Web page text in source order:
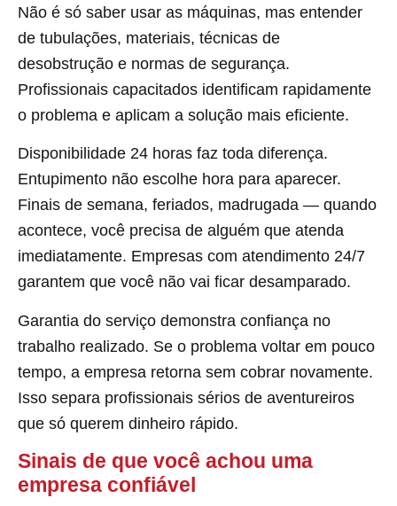
Não é só saber usar as máquinas, mas entender
de tubulações, materiais, técnicas de
desobstrução e normas de segurança.
Profissionais capacitados identificam rapidamente
o problema e aplicam a solução mais eficiente.
Disponibilidade 24 horas faz toda diferença.
Entupimento não escolhe hora para aparecer.
Finais de semana, feriados, madrugada — quando
acontece, você precisa de alguém que atenda
imediatamente. Empresas com atendimento 24/7
garantem que você não vai ficar desamparado.
Garantia do serviço demonstra confiança no
trabalho realizado. Se o problema voltar em pouco
tempo, a empresa retorna sem cobrar novamente.
Isso separa profissionais sérios de aventureiros
que só querem dinheiro rápido.
Sinais de que você achou uma
empresa confiável